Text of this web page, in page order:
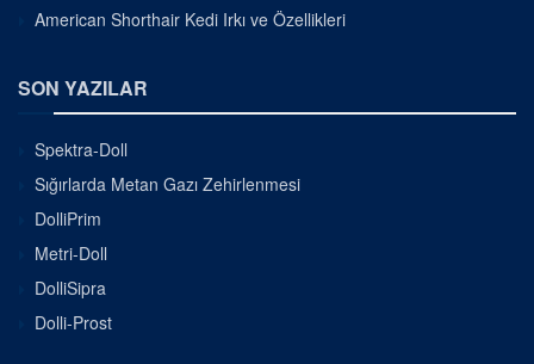
American Shorthair Kedi Irkı ve Özellikleri
SON YAZILAR
Spektra-Doll
Sığırlarda Metan Gazı Zehirlenmesi
DolliPrim
Metri-Doll
DolliSipra
Dolli-Prost